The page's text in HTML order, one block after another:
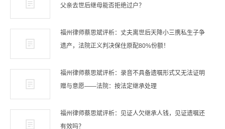
父亲去世后继母能否拒绝过户？
福州律师蔡思斌评析：丈夫离世后天降小三携私生子争
遗产，法院正义判决保住原配80%份额！
福州律师蔡思斌评析：录音不具备遗嘱形式又无法证明
赠与意愿——法院：按法定继承处理
福州律师蔡思斌评析：见证人欠继承人钱，见证遗嘱还
有效吗？